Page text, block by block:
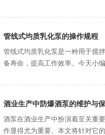
管线式均质乳化泵的操作规程
管线式均质乳化泵是一种用于搅
备寿命，提高工作效率。今天小
酒业生产中防爆酒泵的维护与
酒泵在酒业生产中扮演着至关重
作显得尤为重要。本文将针对它